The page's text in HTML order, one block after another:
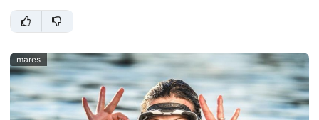
mares